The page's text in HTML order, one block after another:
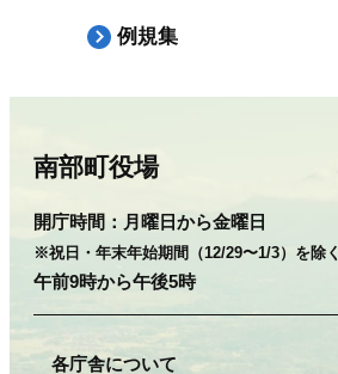
例規集
南部町役場
開庁時間： 月曜日から金曜日
※祝日・年末年始期間（12/29〜1/3）を除く
午前9時から午後5時
各庁舎について